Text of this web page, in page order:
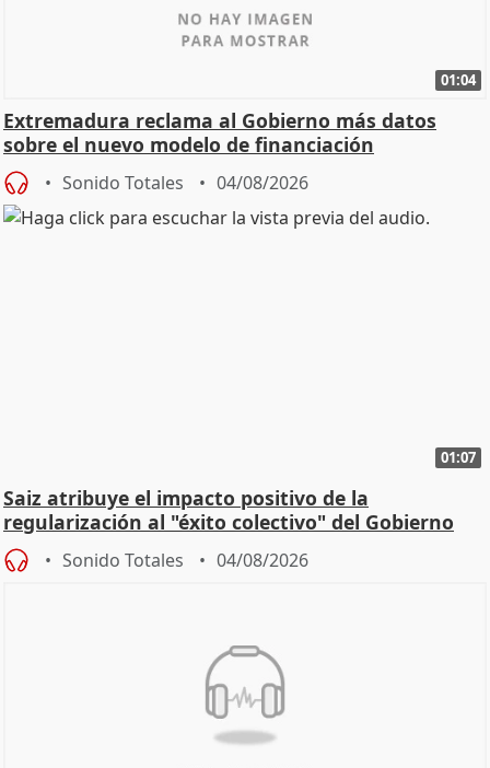
01:04
Extremadura reclama al Gobierno más datos
sobre el nuevo modelo de financiación
Sonido Totales 04/08/2026
01:07
Saiz atribuye el impacto positivo de la
regularización al "éxito colectivo" del Gobierno
Sonido Totales 04/08/2026